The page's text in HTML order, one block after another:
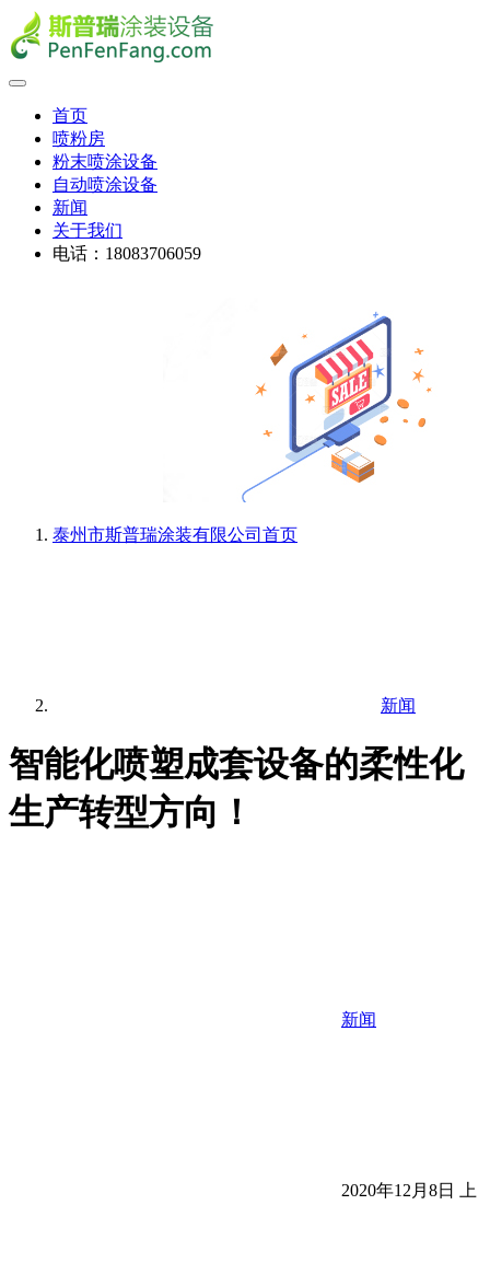
首页
喷粉房
粉末喷涂设备
自动喷涂设备
新闻
关于我们
电话：18083706059
泰州市斯普瑞涂装有限公司 首页
新闻
智能化喷塑成套设备的柔性化
生产转型方向！
新闻
2020年12月8日 上